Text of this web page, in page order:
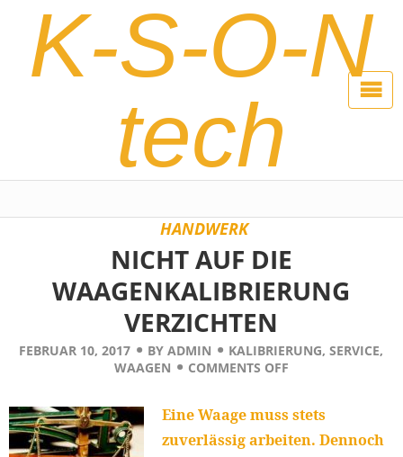
K-S-O-N
tech
HANDWERK
NICHT AUF DIE
WAAGENKALIBRIERUNG
VERZICHTEN
FEBRUAR 10, 2017 BYADMIN KALIBRIERUNG,SERVICE,
WAAGEN
COMMENTS OFF
Eine Waage muss stets
zuverlässig arbeiten. Dennoch